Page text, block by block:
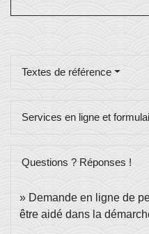
Textes de référence
Services en ligne et
Questions ? Réponses !
Demande en ligne de
être aidé dans la